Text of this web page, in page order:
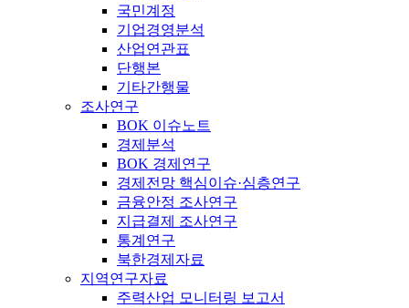
국민계정
기업경영분석
산업연관표
단행본
기타간행물
조사연구
BOK 이슈노트
경제분석
BOK 경제연구
경제전망 핵심이슈·심층연구
금융안정 조사연구
지급결제 조사연구
통계연구
북한경제자료
지역연구자료
주력산업 모니터링 보고서